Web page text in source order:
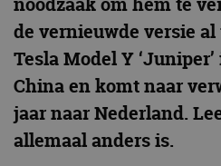
de vernieuwde versie al
Tesla Model Y
China en komt naar
jaar naar Nederland.
allemaal anders is.